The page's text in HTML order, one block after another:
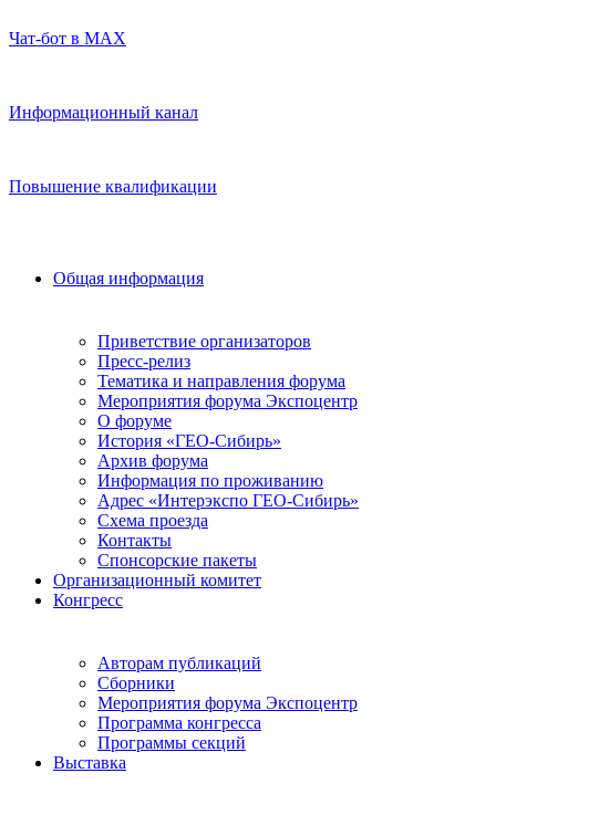
Чат-бот в MAX
Информационный канал
Повышение квалификации
Общая информация
Приветствие организаторов
Пресс-релиз
Тематика и направления форума
Мероприятия форума Экспоцентр
О форуме
История «ГЕО-Сибирь»
Архив форума
Информация по проживанию
Адрес «Интерэкспо ГЕО-Сибирь»
Схема проезда
Контакты
Спонсорские пакеты
Организационный комитет
Конгресс
Авторам публикаций
Сборники
Мероприятия форума Экспоцентр
Программа конгресса
Программы секций
Выставка